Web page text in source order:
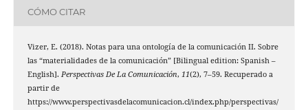
CÓMO CITAR
Vizer, E. (2018). Notas para una ontología de la comunicación II. Sobre
las “materialidades de la comunicación” [Bilingual edition: Spanish –
English]. Perspectivas De La Comunicación, 11(2), 7–59. Recuperado a
partir de
https://www.perspectivasdelacomunicacion.cl/index.php/perspectivas/